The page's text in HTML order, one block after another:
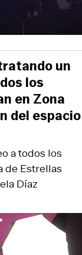
a todos los
de Estrellas
Díaz
un
los
en Zona
del espacio